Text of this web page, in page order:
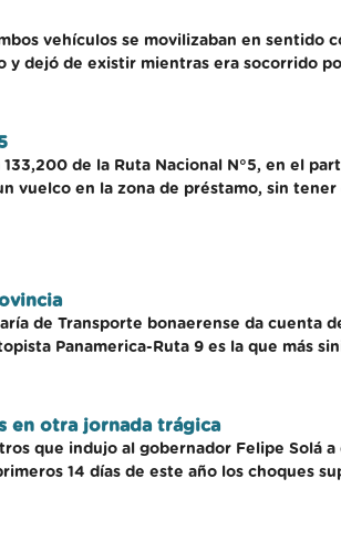
vehículos se movilizaban en sentido
dejó de existir mientras era socorrido
de la Ruta Nacional N°5, en el
vuelco en la zona de préstamo, sin tener
de Transporte bonaerense da cuenta
Panamerica-Ruta 9 es la que más
en otra jornada trágica
que indujo al gobernador Felipe Solá
14 días de este año los choques